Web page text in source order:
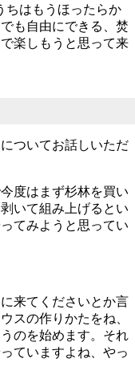
ちはもうほったらか
も自由にできる、焚
楽しもうと思って来
ついてお話しいただ
度はまず杉林を買い
いて組み上げるとい
てみようと思ってい
来てくださいとか言
スの作りかたをね、
のを始めます。それ
ていますよね、やっ